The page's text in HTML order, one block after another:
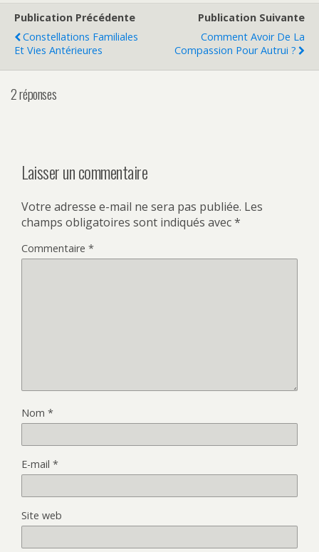
Publication Précédente
Constellations Familiales
Et Vies Antérieures
Publication Suivante
Comment Avoir De La
Compassion Pour Autrui ?
2 réponses
Laisser un commentaire
Votre adresse e-mail ne sera pas publiée. Les
champs obligatoires sont indiqués avec*
Commentaire *
Nom *
E-mail *
Site web